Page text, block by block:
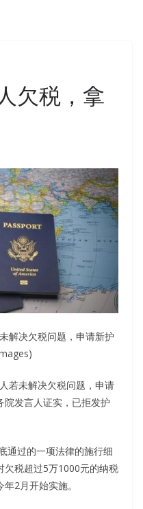
欠税，拿
解决欠税问题，申请新护
若未解决欠税问题，申请
院发言人证实，已拒发护
通过的一项法律的施行细
欠税超过5万1000元的纳税
2月开始实施。